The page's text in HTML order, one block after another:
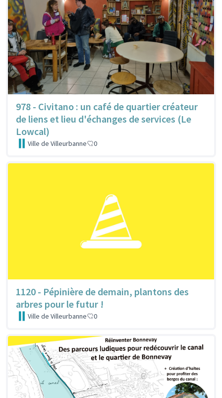
978 - Civitano : un café de quartier créateur
de liens et lieu d'échanges de services (Le
Lowcal)
Ville de Villeurbanne 0
1120 - Pépinière de demain, plantons des
arbres pour le futur !
Ville de Villeurbanne 0